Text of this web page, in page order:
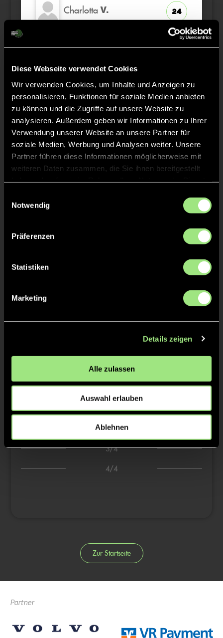
Diese Webseite verwendet Cookies
Wir verwenden Cookies, um Inhalte und Anzeigen zu
personalisieren, Funktionen für soziale Medien anbieten
zu können und die Zugriffe auf unsere Website zu
analysieren. Außerdem geben wir Informationen zu Ihrer
Verwendung unserer Website an unsere Partner für
soziale Medien, Werbung und Analysen weiter. Unsere
Partner führen diese Informationen möglicherweise mit
weiteren Daten zusammen, die Sie ihnen bereitgestellt
Notwendig
Präferenzen
Statistiken
Marketing
Details zeigen
Alle zulassen
Auswahl erlauben
Ablehnen
Charlotta V. 24
12
Staff
Timo RÄTKE
TW = Torwart & ETW = Ersatztorwart, K = Kapitän
Tore & Karten
2/4
5:0 13’
3/4
4/4
Zur Startseite
Partner